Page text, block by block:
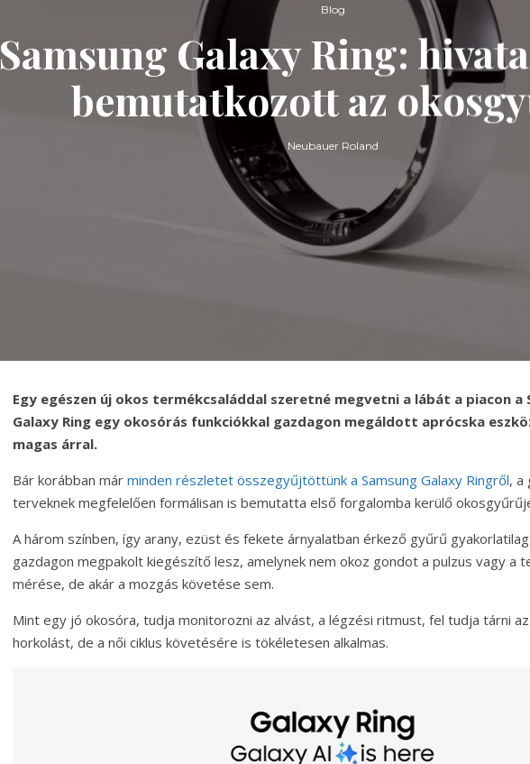
Blog
Samsung Galaxy Ring:
bemutatkozott az
Neubauer Roland
Egy egészen új okos termékcsaláddal szeretné megvetni a lábát a piacon a
Galaxy Ring egy okosórás funkciókkal gazdagon megáldott aprócska
magas árral.
Bár korábban már minden részletet összegyűjtöttünk a Samsung Galaxy Ringről, a
terveknek megfelelően formálisan is bemutatta első forgalomba kerülő
A három színben, így arany, ezüst és fekete árnyalatban érkező gyűrű
gazdagon megpakolt kiegészítő lesz, amelynek nem okoz gondot a pulzus vagy a
mérése, de akár a mozgás követése sem.
Mint egy jó okosóra, tudja monitorozni az alvást, a légzési ritmust, fel tudja tárni
horkolást, de a női ciklus követésére is tökéletesen alkalmas.